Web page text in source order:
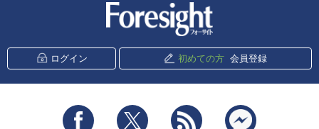
ログイン 初めての方 会員登録
Facebook Twitter RSS